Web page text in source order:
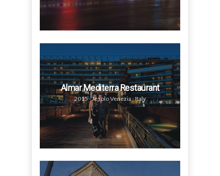
Almar Mediterra Restaurant
2015 - Jesolo Venezia - Italy